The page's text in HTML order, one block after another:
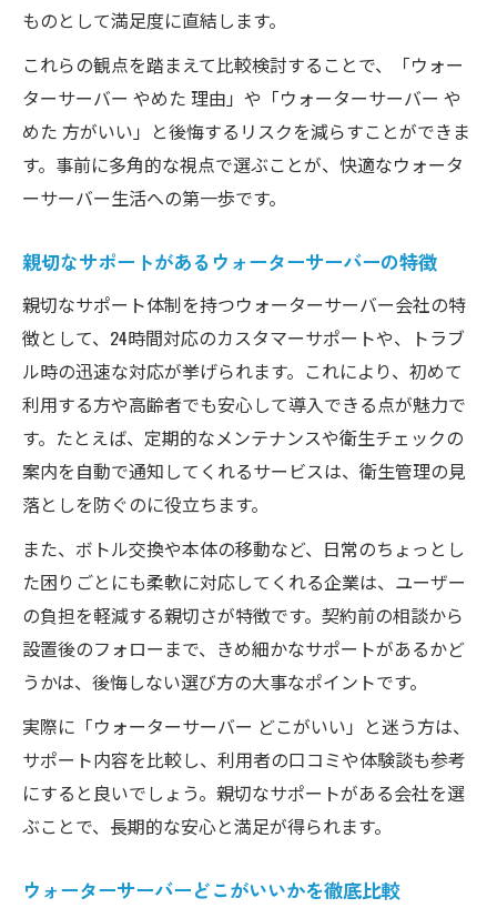
ウォーターサーバー雑菌だらけを防ぐため
落とし穴に注意した衛生管理の実践方法
ウォーターサーバーの落とし穴と解決策を
紹介
水の腐敗を防ぐウォーターサーバーの秘訣
やめた理由も踏まえた後悔しない選び方
ウォーターサーバーやめた理由から学ぶ選
択術
後悔しないためのウォーターサーバー利用
ポイント
ウォーターサーバーやめた方がいい条件と
対策法
使い続けるためのウォーターサーバー衛生
対策
ウォーターサーバー選びで後悔を防ぐコツ
ものとして満足度に直結します。
これらの観点を踏まえて比較検討することで、「ウォー
ターサーバー やめた 理由」や「ウォーターサーバー や
めた 方がいい」と後悔するリスクを減らすことができま
す。事前に多角的な視点で選ぶことが、快適なウォータ
ーサーバー生活への第一歩です。
親切なサポートがあるウォーターサーバーの特徴
親切なサポート体制を持つウォーターサーバー会社の特
徴として、24時間対応のカスタマーサポートや、トラブ
ル時の迅速な対応が挙げられます。これにより、初めて
利用する方や高齢者でも安心して導入できる点が魅力で
す。たとえば、定期的なメンテナンスや衛生チェックの
案内を自動で通知してくれるサービスは、衛生管理の見
落としを防ぐのに役立ちます。
また、ボトル交換や本体の移動など、日常のちょっとし
た困りごとにも柔軟に対応してくれる企業は、ユーザー
の負担を軽減する親切さが特徴です。契約前の相談から
設置後のフォローまで、きめ細かなサポートがあるかど
うかは、後悔しない選び方の大事なポイントです。
実際に「ウォーターサーバー どこがいい」と迷う方は、
サポート内容を比較し、利用者の口コミや体験談も参考
にすると良いでしょう。親切なサポートがある会社を選
ぶことで、長期的な安心と満足が得られます。
ウォーターサーバーどこがいいかを徹底比較